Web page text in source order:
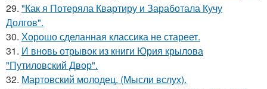
29. "Как я Потеряла Квартиру и Заработала Кучу
Долгов".
30. Хорошо сделанная классика не стареет.
31. И вновь отрывок из книги Юрия крылова
"Путиловский Двор".
32. Мартовский молодец. (Мысли вслух).